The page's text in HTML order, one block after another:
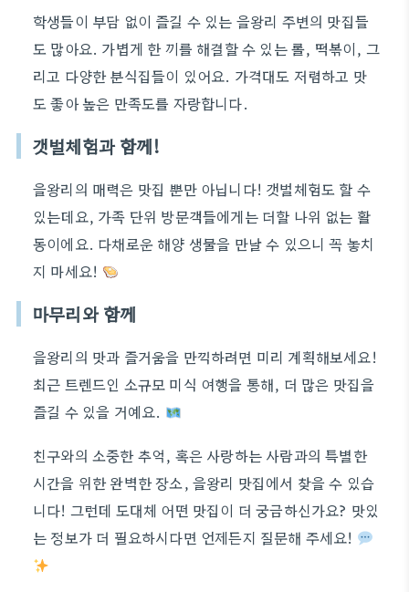
학생들이 부담 없이 즐길 수 있는 을왕리 주변의 맛집들
도 많아요. 가볍게 한 끼를 해결할 수 있는 롤, 떡볶이, 그
리고 다양한 분식집들이 있어요. 가격대도 저렴하고 맛
도 좋아 높은 만족도를 자랑합니다.
갯벌체험과 함께!
을왕리의 매력은 맛집 뿐만 아닙니다! 갯벌체험도 할 수
있는데요, 가족 단위 방문객들에게는 더할 나위 없는 활
동이에요. 다채로운 해양 생물을 만날 수 있으니 꼭 놓치
지 마세요!
마무리와 함께
을왕리의 맛과 즐거움을 만끽하려면 미리 계획해보세요!
최근 트렌드인 소규모 미식 여행을 통해, 더 많은 맛집을
즐길 수 있을 거예요.
친구와의 소중한 추억, 혹은 사랑하는 사람과의 특별한
시간을 위한 완벽한 장소, 을왕리 맛집에서 찾을 수 있습
니다! 그런데 도대체 어떤 맛집이 더 궁금하신가요? 맛있
는 정보가 더 필요하시다면 언제든지 질문해 주세요!